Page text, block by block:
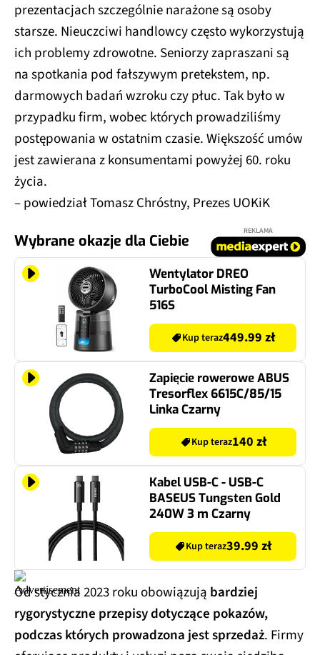
prezentacjach szczególnie narażone są osoby
starsze. Nieuczciwi handlowcy często wykorzystują
ich problemy zdrowotne. Seniorzy zapraszani są
na spotkania pod fałszywym pretekstem, np.
darmowych badań wzroku czy płuc. Tak było w
przypadku firm, wobec których prowadziliśmy
postępowania w ostatnim czasie. Większość umów
jest zawierana z konsumentami powyżej 60. roku
życia.
– powiedział Tomasz Chróstny, Prezes UOKiK
Wybrane okazje dla Ciebie
REKLAMA
Wentylator DREO
TurboCool Misting Fan
516S
Kup teraz449.99 zł
Zapięcie rowerowe ABUS
Tresorflex 6615C/85/15
Linka Czarny
Kup teraz140 zł
Kabel USB-C - USB-C
BASEUS Tungsten Gold
240W 3 m Czarny
Kup teraz39.99 zł
Od stycznia 2023 roku obowiązują bardziej
rygorystyczne przepisy dotyczące pokazów,
podczas których prowadzona jest sprzedaż. Firmy